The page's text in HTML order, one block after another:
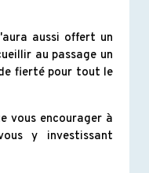
aussi offert un
au passage un
fierté pour tout le
vous encourager à
y investissant